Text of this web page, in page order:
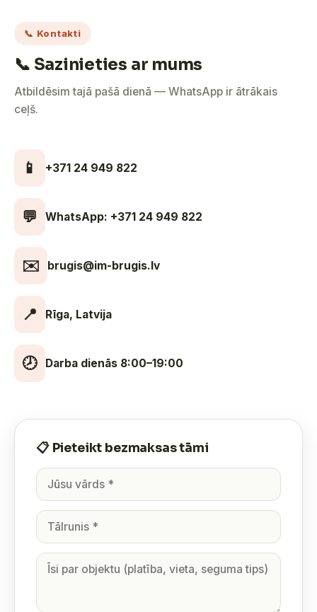
📞 Kontakti
📞 Sazinieties ar mums
Atbildēsim tajā pašā dienā — WhatsApp ir ātrākais
ceļš.
📱 +371 24 949 822
💬 WhatsApp: +371 24 949 822
✉️ brugis@im-brugis.lv
📍 Rīga, Latvija
🕗 Darba dienās 8:00–19:00
📋 Pieteikt bezmaksas tāmi